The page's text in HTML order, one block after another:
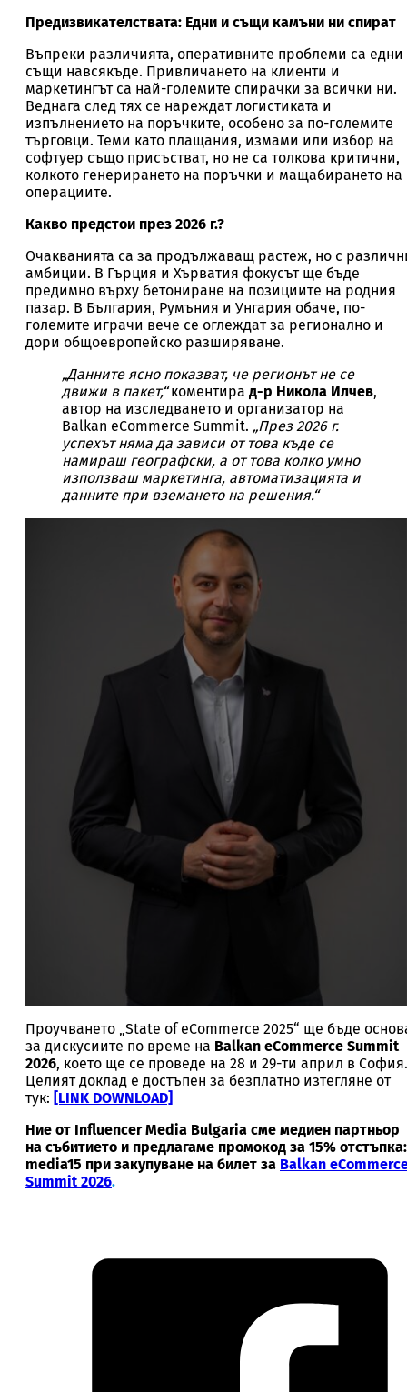
Предизвикателствата: Едни и същи камъни ни спират
Въпреки различията, оперативните проблеми са едни
същи навсякъде. Привличането на клиенти и
маркетингът са най-големите спирачки за всички ни.
Веднага след тях се нареждат логистиката и
изпълнението на поръчките, особено за по-големите
търговци. Теми като плащания, измами или избор на
софтуер също присъстват, но не са толкова критични,
колкото генерирането на поръчки и мащабирането на
операциите.
Какво предстои през 2026 г.?
Очакванията са за продължаващ растеж, но с
амбиции. В Гърция и Хърватия фокусът ще бъде
предимно върху бетониране на позициите на родния
пазар. В България, Румъния и Унгария обаче, по-
големите играчи вече се оглеждат за регионално и
дори общоевропейско разширяване.
„Данните ясно показват, че регионът не се
движи в пакет,“коментира д-р Никола Илчев,
автор на изследването и организатор на
Balkan eCommerce Summit. „През 2026 г.
успехът няма да зависи от това къде се
намираш географски, а от това колко умно
използваш маркетинга, автоматизацията и
данните при вземането на решения.“
Проучването „State of eCommerce 2025“ ще бъде
за дискусиите по време на Balkan eCommerce Summit
2026, което ще се проведе на 28 и 29-ти април в София.
Целият доклад е достъпен за безплатно изтегляне от
тук: [LINK DOWNLOAD]
Ние от Influencer Media Bulgaria сме медиен партньор
на събитието и предлагаме промокод за 15% отстъпка:
media15 при закупуване на билет за Balkan
Summit 2026.